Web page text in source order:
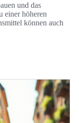
und das
einer höheren
können auch